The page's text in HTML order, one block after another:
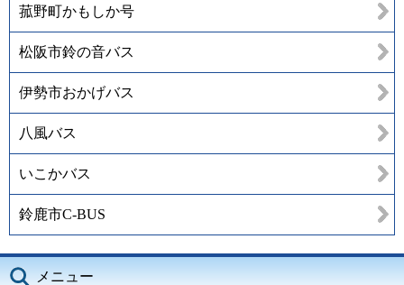
菰野町かもしか号
松阪市鈴の音バス
伊勢市おかげバス
八風バス
いこかバス
鈴鹿市C-BUS
メニュー